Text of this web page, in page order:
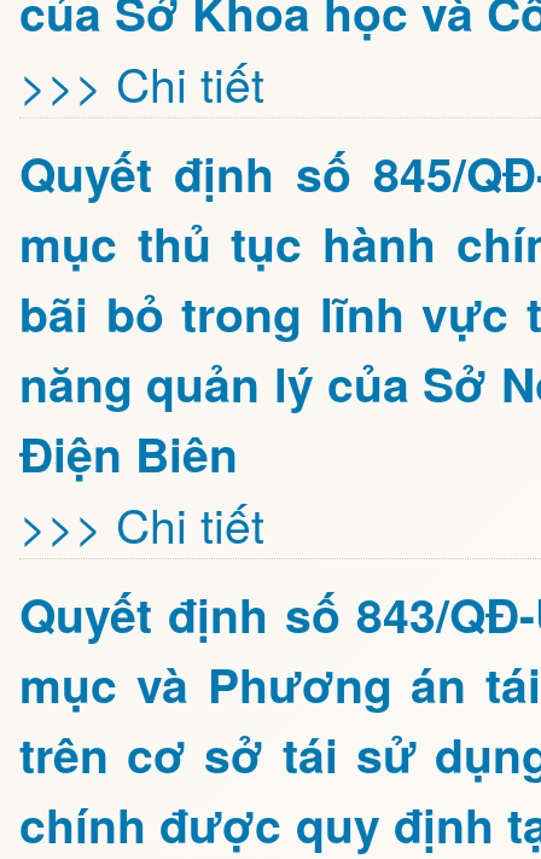
>>> Chi tiết
Quyết định số 845/
mục thủ tục hành
bãi bỏ trong lĩnh vực
năng quản lý của Sở
Điện Biên
>>> Chi tiết
Quyết định số 843/
mục và Phương án
trên cơ sở tái sử
chính được quy định